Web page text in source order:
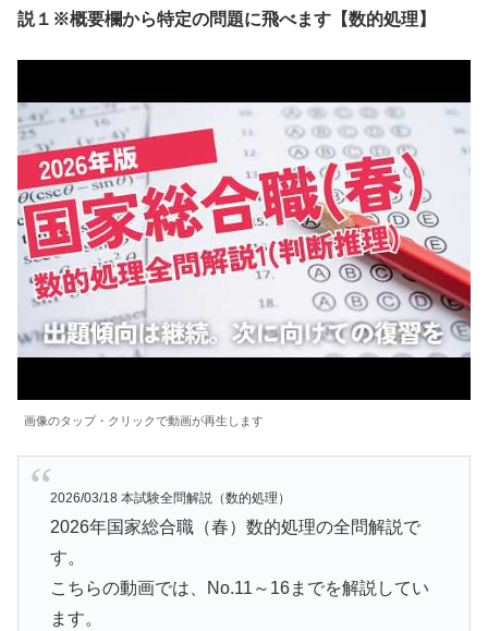
説１※概要欄から特定の問題に飛べます【数的処理】
画像のタップ・クリックで動画が再生します
2026/03/18 本試験全問解説（数的処理）
2026年国家総合職（春）数的処理の全問解説で
す。
こちらの動画では、No.11～16までを解説してい
ます。